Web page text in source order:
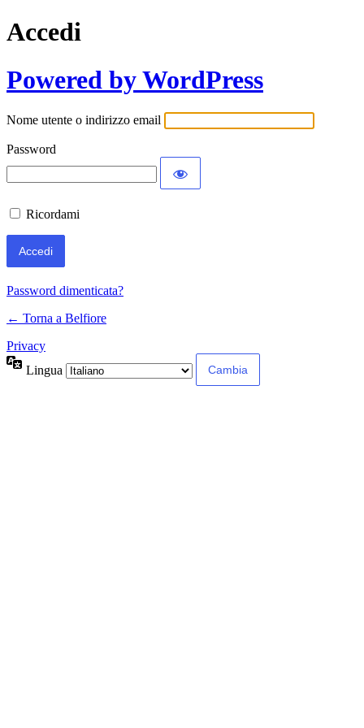
Accedi
Powered by WordPress
Nome utente o indirizzo email
Password
Ricordami
Password dimenticata?
← Torna a Belfiore
Privacy
Lingua